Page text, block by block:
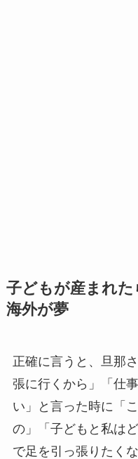
子どもが産まれた
海外が夢
正確に言うと、旦那
張に行くから」「仕
い」と言った時に「
の」「子どもと私は
で足を引っ張りたく